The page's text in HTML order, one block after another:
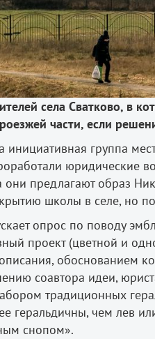
села Сватково, в
части, если
группа
юридические
они предлагают образ
школы в селе, но
опрос по поводу
проект (цветной и
обоснованием
соавтора идеи,
традиционных
геральдичны, чем лев
снопом».